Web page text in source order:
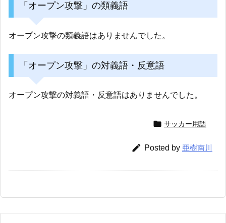
「オープン攻撃」の類義語
オープン攻撃の類義語はありませんでした。
「オープン攻撃」の対義語・反意語
オープン攻撃の対義語・反意語はありませんでした。
 サッカー用語
 Posted by 亜樹南川